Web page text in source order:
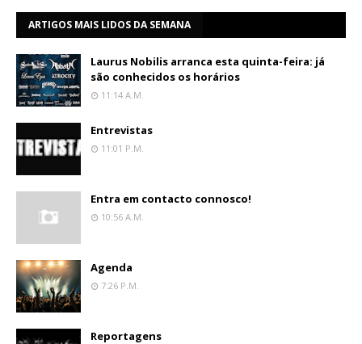
ARTIGOS MAIS LIDOS DA SEMANA
Laurus Nobilis arranca esta quinta-feira: já
são conhecidos os horários
11:14 A.m.
Entrevistas
11:01 P.m.
Entra em contacto connosco!
10:56 A.m.
Agenda
7:26 P.m.
Reportagens